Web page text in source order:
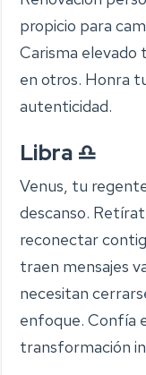
propicio para
Carisma
en otros. Honra
autenticidad.
Libra ♎
Venus, tu
descanso.
reconectar
traen mensajes
necesitan
enfoque. Confía
transformación